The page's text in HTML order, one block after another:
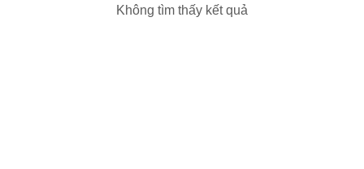
Không tìm thấy kết quả